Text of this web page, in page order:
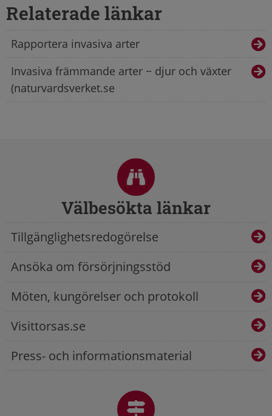
Relaterade länkar
Rapportera invasiva arter
Invasiva främmande arter − djur och växter
(naturvardsverket.se
Välbesökta länkar
Tillgänglighetsredogörelse
Ansöka om försörjningsstöd
Möten, kungörelser och protokoll
Visittorsas.se
Press- och informationsmaterial